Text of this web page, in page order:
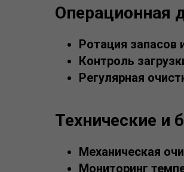
Операционная
Ротация запасов
Контроль
Регулярная
Технические и
Механическая
Мониторинг